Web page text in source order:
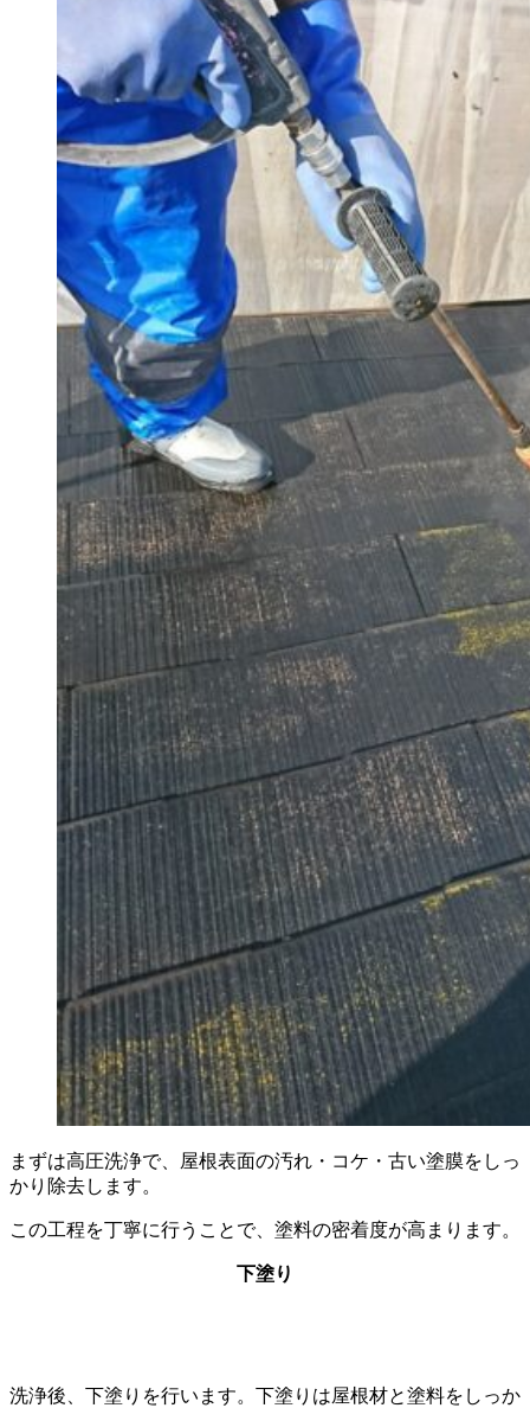
まずは高圧洗浄で、屋根表面の汚れ・コケ・古い塗膜をしっ
かり除去します。
この工程を丁寧に行うことで、塗料の密着度が高まります。
下塗り
洗浄後、下塗りを行います。下塗りは屋根材と塗料をしっか